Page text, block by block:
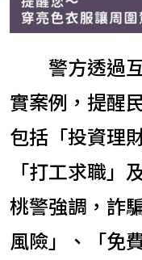
警方透過互
實案例，提醒
包括「投資理
「打工求職」
桃警強調，詐
風險」、「免